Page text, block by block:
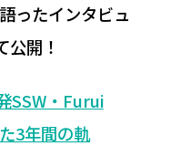
ったインタビュ
公開！
SSW・Furui
3年間の軌